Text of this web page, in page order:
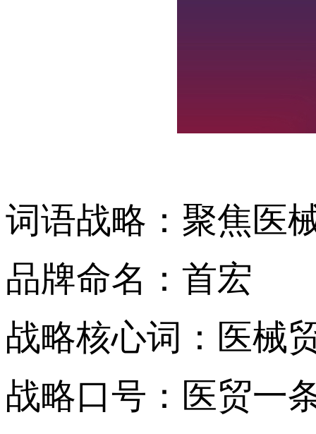
词语战略：聚焦医
品牌命名：首宏
战略核心词：医械
战略口号：医贸一